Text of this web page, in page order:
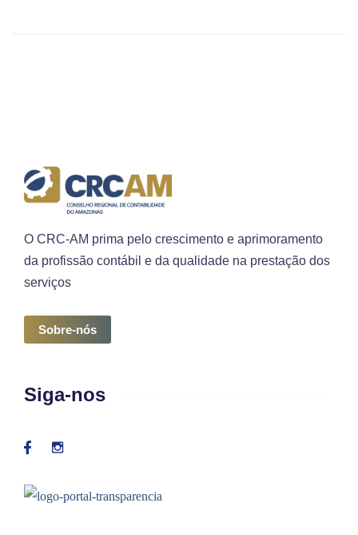
O CRC-AM prima pelo crescimento e aprimoramento
da profissão contábil e da qualidade na prestação dos
serviços
Sobre-nós
Siga-nos